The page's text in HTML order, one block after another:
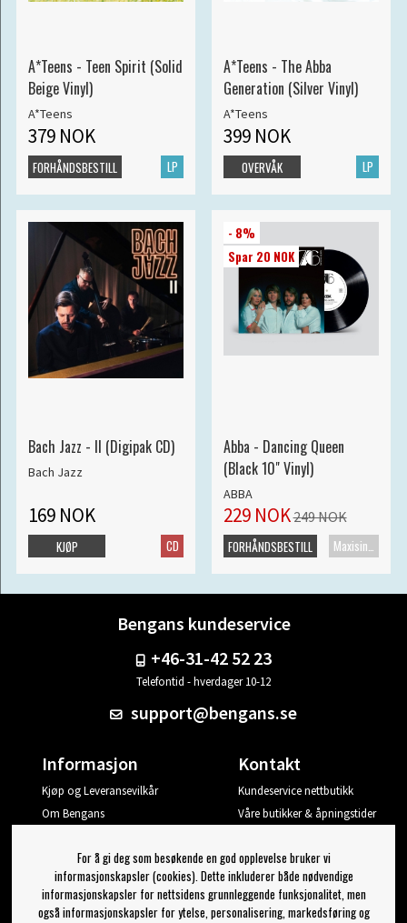
A*Teens - Teen Spirit (Solid
Beige Vinyl)
A*Teens
379 NOK
LP
FORHÅNDSBESTILL
A*Teens - The Abba
Generation (Silver Vinyl)
A*Teens
399 NOK
LP
OVERVÅK
Bach Jazz - II (Digipak CD)
Bach Jazz
169 NOK
CD
KJØP
- 8%
Spar 20 NOK
Abba - Dancing Queen
(Black 10" Vinyl)
ABBA
229 NOK249 NOK
Maxisingel
FORHÅNDSBESTILL
Bengans kundeservice
+46-31-42 52 23
Telefontid - hverdager 10-12
support@bengans.se
Informasjon
Kjøp og Leveransevilkår
Om Bengans
Kontakt
Kundeservice nettbutikk
Våre butikker & åpningstider
Logg ut
Jeg vil ha tips fra Bengans
For å gi deg som besøkende en god opplevelse bruker vi
informasjonskapsler (cookies). Dette inkluderer både nødvendige
informasjonskapsler for nettsidens grunnleggende funksjonalitet, men
også informasjonskapsler for ytelse, personalisering, markedsføring og